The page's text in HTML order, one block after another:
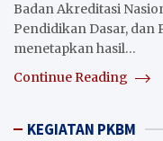
Badan Akreditasi
Pendidikan Dasar, dan
menetapkan hasil…
Continue Reading
KEGIATAN PKBM